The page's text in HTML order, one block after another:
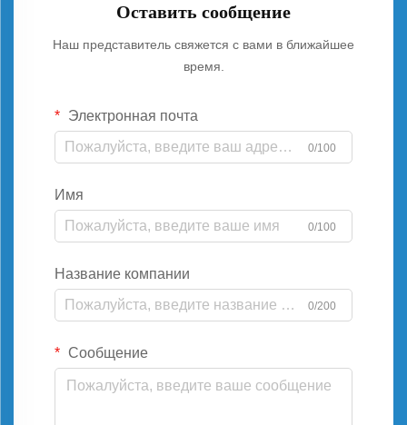
Оставить сообщение
Наш представитель свяжется с вами в ближайшее
время.
Электронная почта
0/100
Имя
0/100
Название компании
0/200
Сообщение